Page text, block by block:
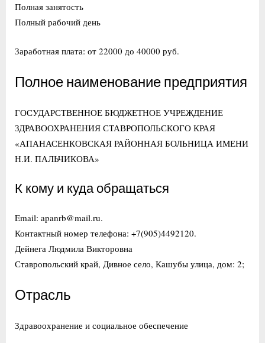
Полная занятость
Полный рабочий день
Заработная плата: от 22000 до 40000 руб.
Полное наименование предприятия
ГОСУДАРСТВЕННОЕ БЮДЖЕТНОЕ УЧРЕЖДЕНИЕ
ЗДРАВООХРАНЕНИЯ СТАВРОПОЛЬСКОГО КРАЯ
«АПАНАСЕНКОВСКАЯ РАЙОННАЯ БОЛЬНИЦА ИМЕНИ
Н.И. ПАЛЬЧИКОВА»
К кому и куда обращаться
Email: apanrb@mail.ru.
Контактный номер телефона: +7(905)4492120.
Дейнега Людмила Викторовна
Ставропольский край, Дивное село, Кашубы улица, дом: 2;
Отрасль
Здравоохранение и социальное обеспечение